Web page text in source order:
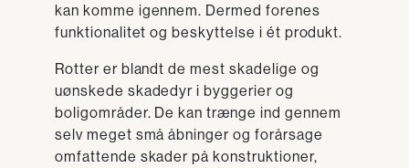
kan komme igennem. Dermed forenes
funktionalitet og beskyttelse i ét produkt.
Rotter er blandt de mest skadelige og
uønskede skadedyr i byggerier og
boligområder. De kan trænge ind gennem
selv meget små åbninger og forårsage
omfattende skader på konstruktioner,